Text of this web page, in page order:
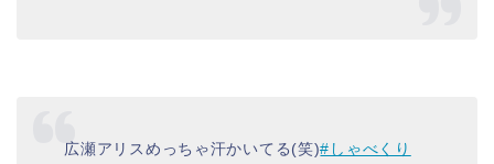
広瀬アリスめっちゃ汗かいてる(笑)#しゃべくり